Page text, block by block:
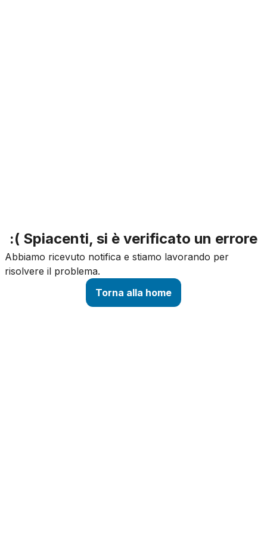
:( Spiacenti, si è verificato un errore
Abbiamo ricevuto notifica e stiamo lavorando per
risolvere il problema.
Torna alla home